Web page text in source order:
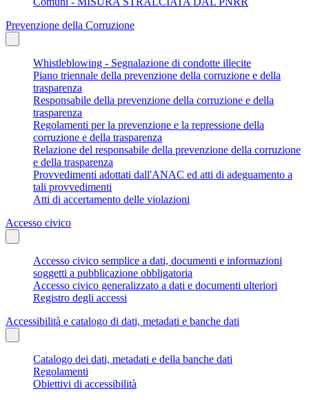
Prevenzione della Corruzione
Whistleblowing - Segnalazione di condotte illecite
Piano triennale della prevenzione della corruzione e della
trasparenza
Responsabile della prevenzione della corruzione e della
trasparenza
Regolamenti per la prevenzione e la repressione della
corruzione e della trasparenza
Relazione del responsabile della prevenzione della corruzione
e della trasparenza
Provvedimenti adottati dall'ANAC ed atti di adeguamento a
tali provvedimenti
Atti di accertamento delle violazioni
Accesso civico
Accesso civico semplice a dati, documenti e informazioni
soggetti a pubblicazione obbligatoria
Accesso civico generalizzato a dati e documenti ulteriori
Registro degli accessi
Accessibilità e catalogo di dati, metadati e banche dati
Catalogo dei dati, metadati e della banche dati
Regolamenti
Obiettivi di accessibilità